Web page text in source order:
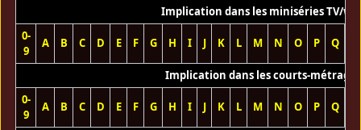
Implication dans les miniséries TV/
0-
9
A B C D E F G H I J K L M N O P Q
Implication dans les courts-métrages
0-
9
A B C D E F G H I J K L M N O P Q